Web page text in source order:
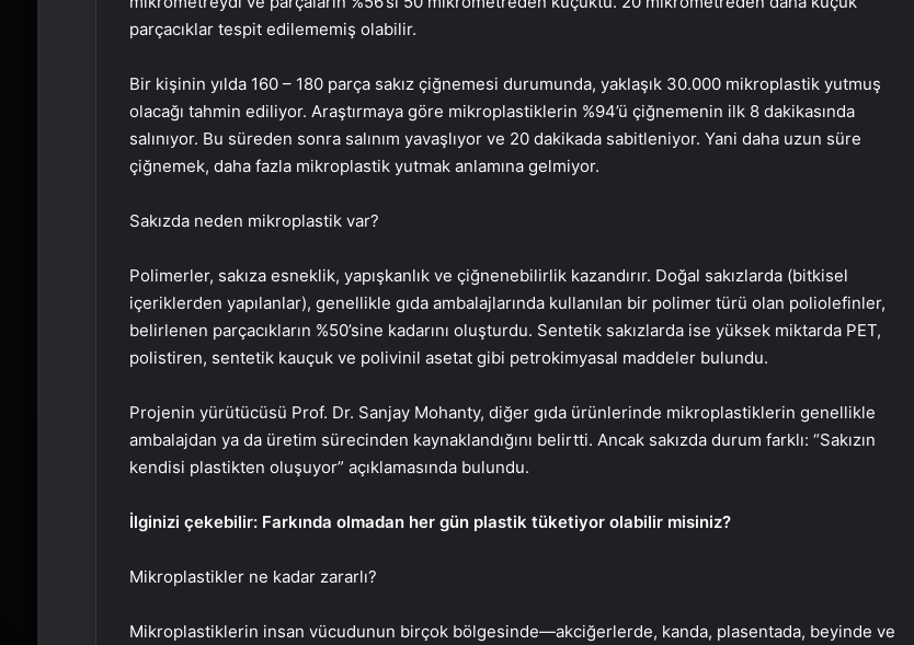
parçacıklar tespit edilememiş olabilir.
Bir kişinin yılda 160 – 180 parça sakız çiğnemesi durumunda, yaklaşık 30.000 mikroplastik yutmuş
olacağı tahmin ediliyor. Araştırmaya göre mikroplastiklerin %94’ü çiğnemenin ilk 8 dakikasında
salınıyor. Bu süreden sonra salınım yavaşlıyor ve 20 dakikada sabitleniyor. Yani daha uzun süre
çiğnemek, daha fazla mikroplastik yutmak anlamına gelmiyor.
Sakızda neden mikroplastik var?
Polimerler, sakıza esneklik, yapışkanlık ve çiğnenebilirlik kazandırır. Doğal sakızlarda (bitkisel
içeriklerden yapılanlar), genellikle gıda ambalajlarında kullanılan bir polimer türü olan poliolefinler,
belirlenen parçacıkların %50’sine kadarını oluşturdu. Sentetik sakızlarda ise yüksek miktarda PET,
polistiren, sentetik kauçuk ve polivinil asetat gibi petrokimyasal maddeler bulundu.
Projenin yürütücüsü Prof. Dr. Sanjay Mohanty, diğer gıda ürünlerinde mikroplastiklerin genellikle
ambalajdan ya da üretim sürecinden kaynaklandığını belirtti. Ancak sakızda durum farklı: “Sakızın
kendisi plastikten oluşuyor” açıklamasında bulundu.
İlginizi çekebilir: Farkında olmadan her gün plastik tüketiyor olabilir misiniz?
Mikroplastikler ne kadar zararlı?
Mikroplastiklerin insan vücudunun birçok bölgesinde—akciğerlerde, kanda, plasentada, beyinde ve